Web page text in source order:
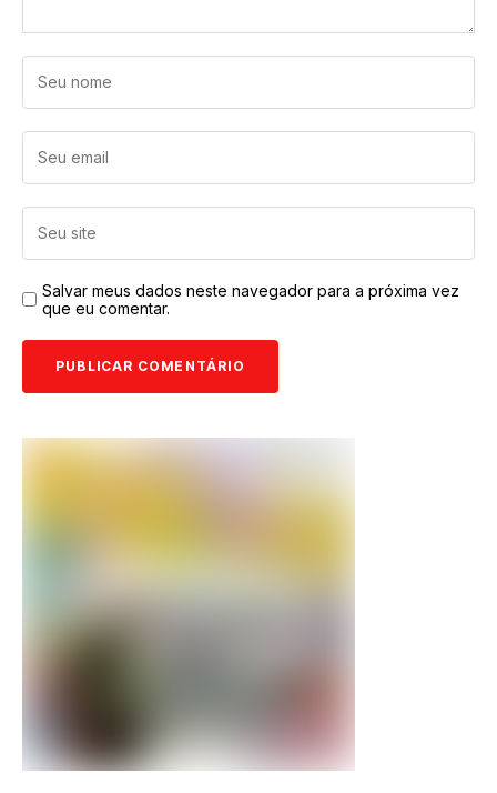
Salvar meus dados neste navegador para a próxima vez
que eu comentar.